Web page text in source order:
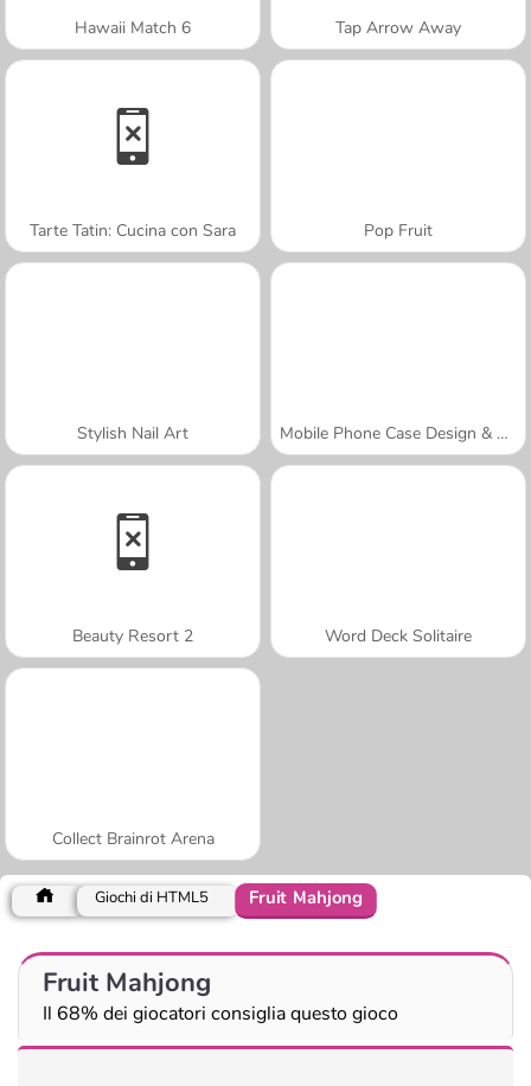
Hawaii Match 6 Tap Arrow Away
Tarte Tatin: Cucina con Sara Pop Fruit
Stylish Nail Art Mobile Phone Case Design & DIY
Beauty Resort 2 Word Deck Solitaire
Collect Brainrot Arena
Giochi di HTML5 Fruit Mahjong
Fruit Mahjong
Il 68% dei giocatori consiglia questo gioco